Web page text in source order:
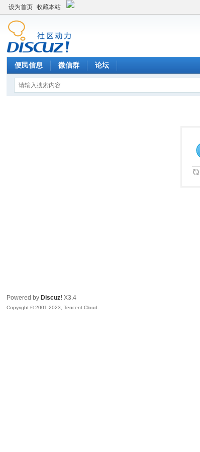
设为首页 收藏本站
便民信息 微信群 论坛
Powered by Discuz! X3.4
Copyright © 2001-2023, Tencent Cloud.